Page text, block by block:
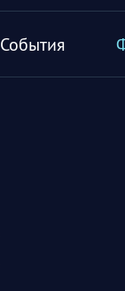
События